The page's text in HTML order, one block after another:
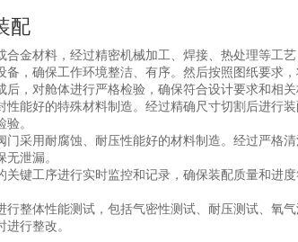
配
合金材料，经过精密机械加工、焊接、热处理等工
备，确保工作环境整洁、有序。然后按照图纸要求
，对舱体进行严格检验，确保符合设计要求和相关
性能好的特殊材料制造。经过精确尺寸切割后进行
。
门采用耐腐蚀、耐压性能好的材料制造。经过严格
泄漏。
关键工序进行实时监控和记录，确保装配质量和进
行整体性能测试，包括气密性测试、耐压测试、氧
行整改。